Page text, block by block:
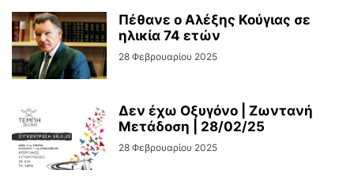
Πέθανε ο Αλέξης Κούγιας σε
ηλικία 74 ετών
28 Φεβρουαρίου 2025
Δεν έχω Οξυγόνο | Ζωντανή
Μετάδοση | 28/02/25
28 Φεβρουαρίου 2025